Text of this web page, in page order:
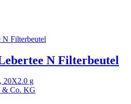
N Filterbeutel
20X2.0 g
& Co. KG